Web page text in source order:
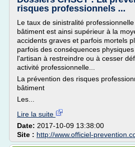
risques professionnels ...
Le taux de sinistralité
bâtiment est ainsi supérieur à la
accidents graves et parfois mortels
parfois des conséquences
l'artisan à restreindre ou à cesser
activité professionnelle...
La prévention des risques
bâtiment
Les...
Lire la suite
Date: 2017-10-09 13:38:00
Site : http://www.officiel-